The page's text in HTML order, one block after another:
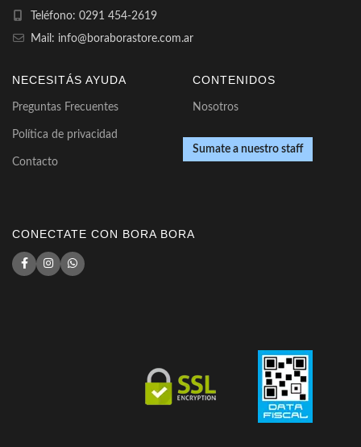
Teléfono: 0291 454-2619
Mail: info@boraborastore.com.ar
NECESITÁS AYUDA
Preguntas Frecuentes
Política de privacidad
Contacto
CONTENIDOS
Nosotros
Sumate a nuestro staff
CONECTATE CON BORA BORA